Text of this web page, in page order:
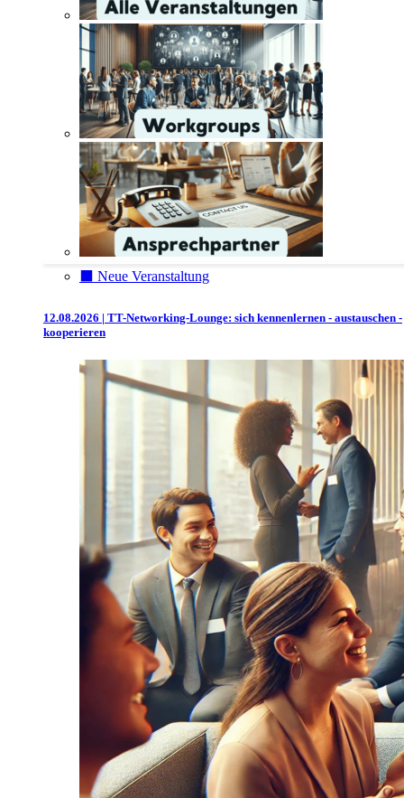
⬛️ Neue Veranstaltung
12.08.2026 | TT-Networking-Lounge: sich kennenlernen - austauschen -
kooperieren